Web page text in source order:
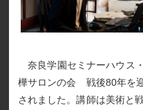
奈良学園セミナーハウス
樺サロンの会 戦後80年を
されました。講師は美術と